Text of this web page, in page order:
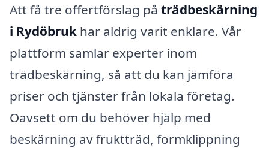
Att få tre offertförslag på trädbeskärning
i Rydöbruk har aldrig varit enklare. Vår
plattform samlar experter inom
trädbeskärning, så att du kan jämföra
priser och tjänster från lokala företag.
Oavsett om du behöver hjälp med
beskärning av fruktträd, formklippning